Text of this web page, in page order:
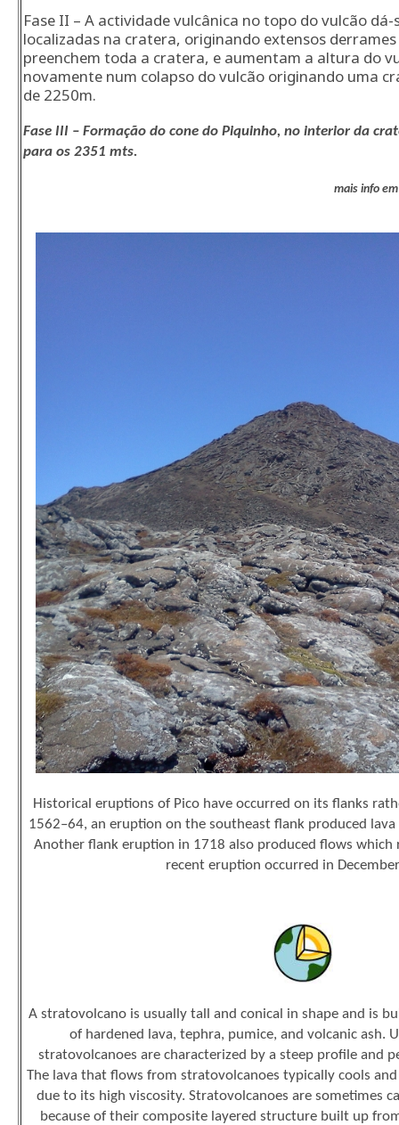
Fase II – A actividade vulcânica no topo do vulcão
localizadas na cratera, originando extensos
preenchem toda a cratera, e aumentam a altura do
novamente num colapso do vulcão originando uma
de 2250m.
Fase III – Formação do cone do Piquinho, no interior da
para os 2351 mts.
mais info
Historical eruptions of Pico have occurred on its flanks
1562–64, an eruption on the southeast flank produced
Another flank eruption in 1718 also produced flows which
recent eruption occurred in
A stratovolcano is usually tall and conical in shape and is
of hardened lava, tephra, pumice, and volcanic ash.
stratovolcanoes are characterized by a steep profile and
The lava that flows from stratovolcanoes typically cools
due to its high viscosity. Stratovolcanoes are sometimes
because of their composite layered structure built up